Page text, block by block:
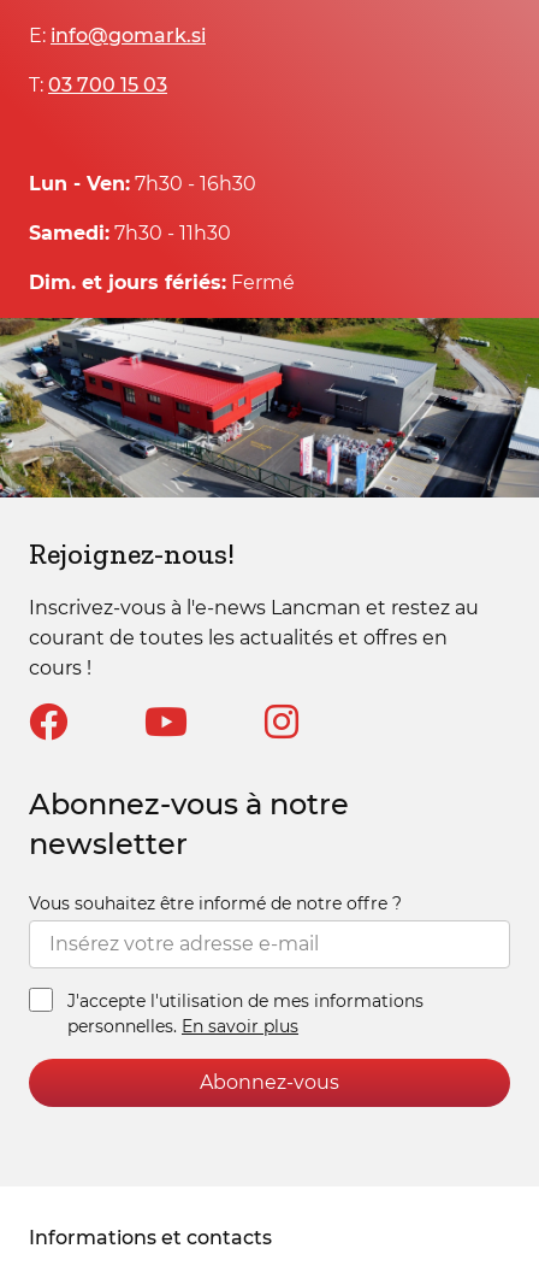
E: info@gomark.si
T: 03 700 15 03
Lun - Ven: 7h30 - 16h30
Samedi: 7h30 - 11h30
Dim. et jours fériés: Fermé
Rejoignez-nous!
Inscrivez-vous à l'e-news Lancman et restez au
courant de toutes les actualités et offres en
cours !
Abonnez-vous à notre
newsletter
Vous souhaitez être informé de notre offre ?
J'accepte l'utilisation de mes informations
personnelles. En savoir plus
Abonnez-vous
Informations et contacts